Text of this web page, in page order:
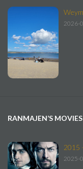
2026-
RANMAJEN’S MOVIES
2015
2025-